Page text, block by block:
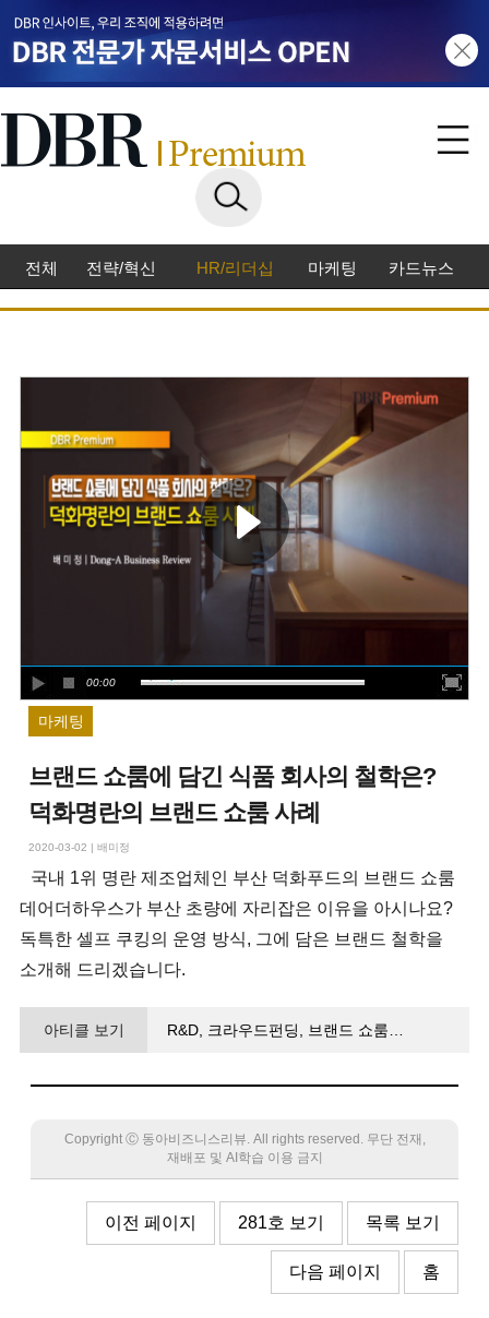
전체 전략/혁신 HR/리더십 마케팅 카드뉴스
00:00
마케팅
브랜드 쇼룸에 담긴 식품 회사의 철학은?
덕화명란의 브랜드 쇼룸 사례
2020-03-02 |배미정
국내 1위 명란 제조업체인 부산 덕화푸드의 브랜드 쇼룸
데어더하우스가 부산 초량에 자리잡은 이유을 아시나요?
독특한 셀프 쿠킹의 운영 방식, 그에 담은 브랜드 철학을
소개해 드리겠습니다.
아티클 보기
R&D, 크라우드펀딩, 브랜드 쇼룸…
Copyright Ⓒ 동아비즈니스리뷰. All rights reserved. 무단 전재,
재배포 및 AI학습 이용 금지
이전 페이지 281호 보기 목록 보기
다음 페이지 홈